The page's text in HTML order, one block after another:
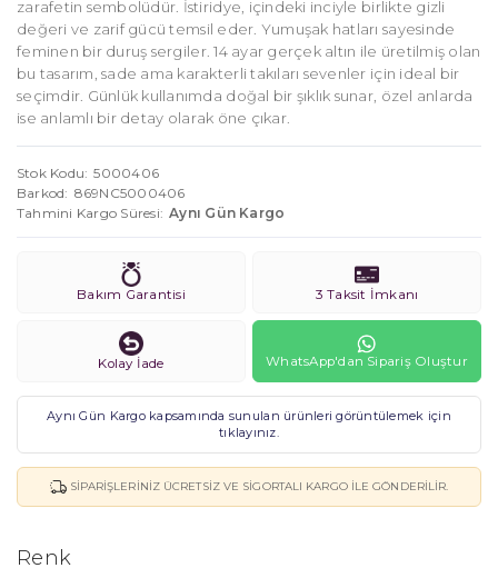
zarafetin sembolüdür. İstiridye, içindeki inciyle birlikte gizli
değeri ve zarif gücü temsil eder. Yumuşak hatları sayesinde
feminen bir duruş sergiler. 14 ayar gerçek altın ile üretilmiş olan
bu tasarım, sade ama karakterli takıları sevenler için ideal bir
seçimdir. Günlük kullanımda doğal bir şıklık sunar, özel anlarda
ise anlamlı bir detay olarak öne çıkar.
Stok Kodu
5000406
Barkod
869NC5000406
Tahmini Kargo Süresi
Aynı Gün Kargo
Bakım Garantisi 3 Taksit İmkanı
Kolay İade WhatsApp'dan Sipariş Oluştur
Aynı Gün Kargo kapsamında sunulan ürünleri görüntülemek için
tıklayınız.
SIPARIŞLERINIZ ÜCRETSIZ VE SIGORTALI KARGO ILE GÖNDERILIR.
Renk